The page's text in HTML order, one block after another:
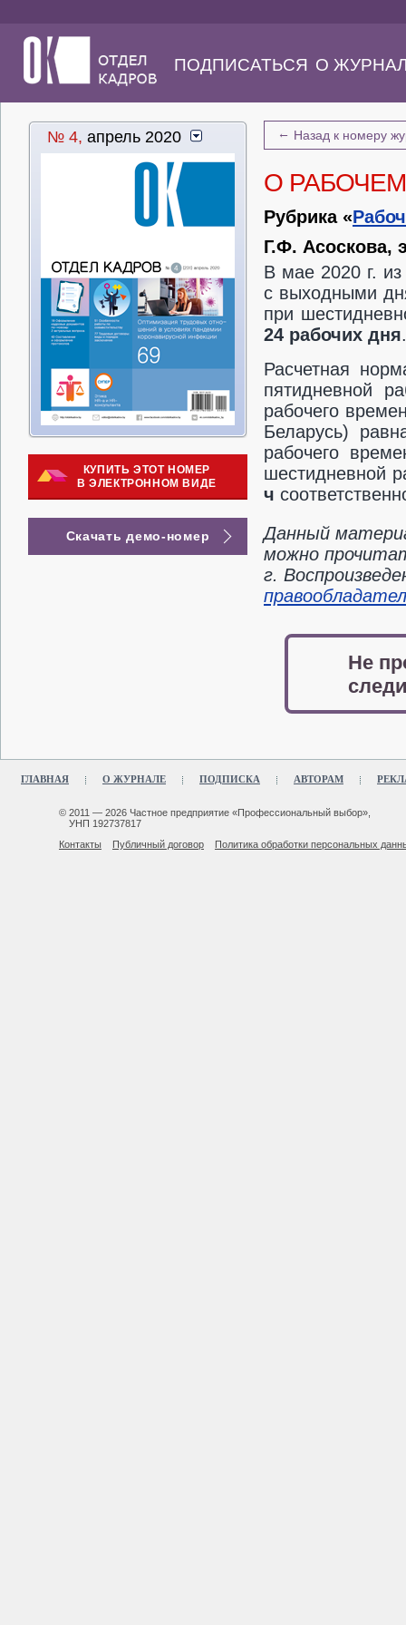
ПОДПИСАТЬСЯ О
№ 4, апрель 2020
КУПИТЬ ЭТОТ НОМЕР
В ЭЛЕКТРОННОМ ВИДЕ
Скачать демо-номер
← Назад к номеру
О
Рубрика «
Г.Ф. Асоскова,
В мае 2020 г.
с выходными
при
24 рабочих дня.
Расчетная
пятидневной
рабочего
Беларусь)
рабочего
шестидневной
ч
Данный
можно
г.
Не
ГЛАВНАЯ О ЖУРНАЛЕ ПОДПИСКА АВТОРАМ
© 2011 — 2026 Частное предприятие «Профессиональный выбор»,
УНП 192737817
Контакты
Публичный договор Политика обработки персональных